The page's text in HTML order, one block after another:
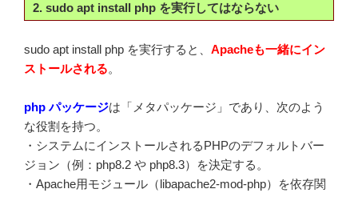
2. sudo apt install php を実行してはならない
sudo apt install php を実行すると、 Apacheも一緒にイン
ストールされる。
php パッケージは「メタパッケージ」であり、次のよう
な役割を持つ。
・システムにインストールされるPHPのデフォルトバー
ジョン（例：php8.2 や php8.3）を決定する。
・Apache用モジュール（libapache2-mod-php）を依存関